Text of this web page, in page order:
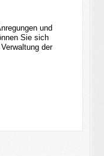
und
Sie sich
der